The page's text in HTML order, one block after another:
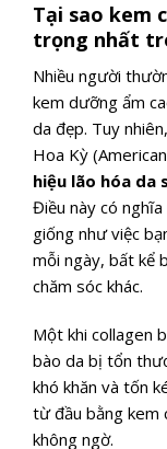
Tại sao kem
trọng nhất
Nhiều người
kem dưỡng ẩm
da đẹp. Tuy
Hoa Kỳ
hiệu lão hóa da
Điều này có
giống như việc
mỗi ngày, bất kể
chăm sóc khác.
Một khi collagen
bào da bị tổn
khó khăn và tốn
từ đầu bằng kem
không ngờ.